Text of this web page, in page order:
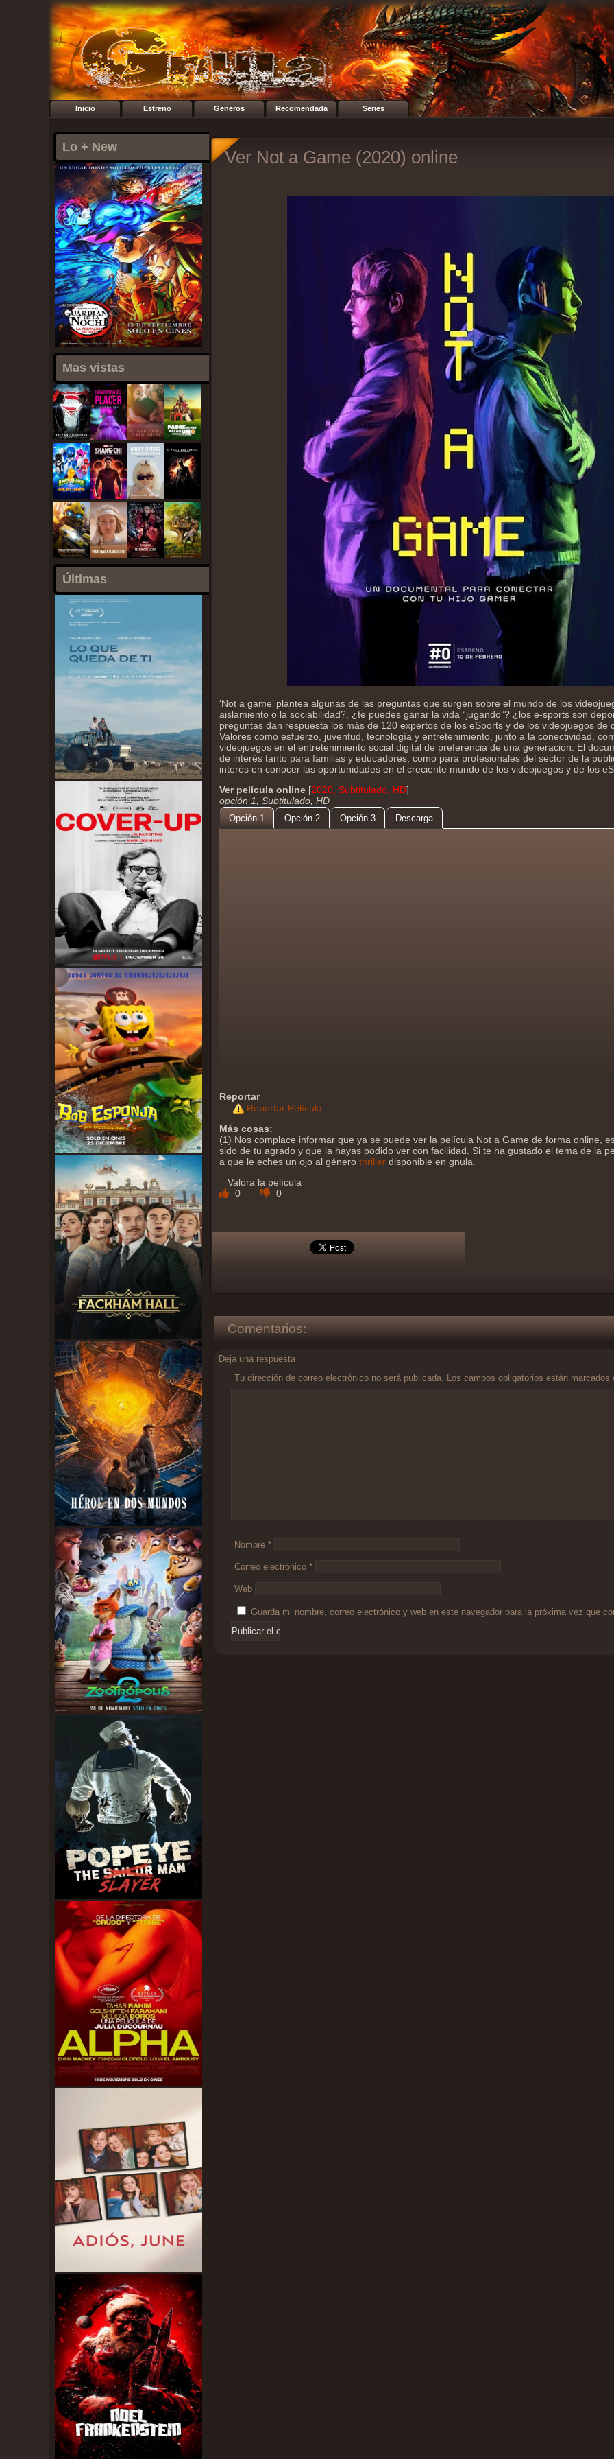
Inicio Estreno Generos Recomendada Series
Lo + New
Mas vistas
Últimas
Ver Not a Game (2020) online
‘Not a game’ plantea algunas de las preguntas que surgen sobre el mundo de los
aislamiento o la sociabilidad?, ¿te puedes ganar la vida “jugando”? ¿los e-sports son
preguntas dan respuesta los más de 120 expertos de los eSports y de los videojuegos de
Valores como esfuerzo, juventud, tecnología y entretenimiento, junto a la conectividad,
videojuegos en el entretenimiento social digital de preferencia de una generación. El
de interés tanto para familias y educadores, como para profesionales del sector de la
interés en conocer las oportunidades en el creciente mundo de los videojuegos y de los
Ver película online [2020, Subtitulado, HD]
opción 1, Subtitulado, HD
Opción 1 Opción 2 Opción 3 Descarga
Reportar
Reportar Película
Más cosas:
(1) Nos complace informar que ya se puede ver la película Not a Game de forma online,
sido de tu agrado y que la hayas podido ver con facilidad. Si te ha gustado el tema de la
a que le eches un ojo al género thriller disponible en gnula.
Valora la película
0
0
Comentarios:
Deja una respuesta
Tu dirección de correo electrónico no será publicada. Los campos obligatorios están marcados
Nombre *
Correo electrónico *
Web
Guarda mi nombre, correo electrónico y web en este navegador para la próxima vez que